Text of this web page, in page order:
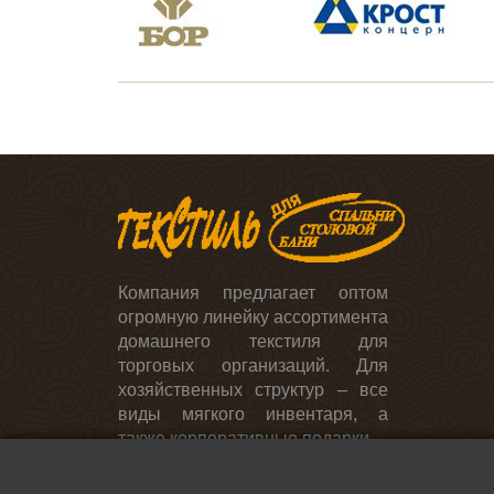
День энергетика
Постельное белье
Для ресторанов, кафе,
Компания предлагает оптом
огромную линейку ассортимента
домашнего текстиля для
торговых организаций. Для
хозяйственных структур – все
виды мягкого инвентаря, а
также корпоративные подарки.